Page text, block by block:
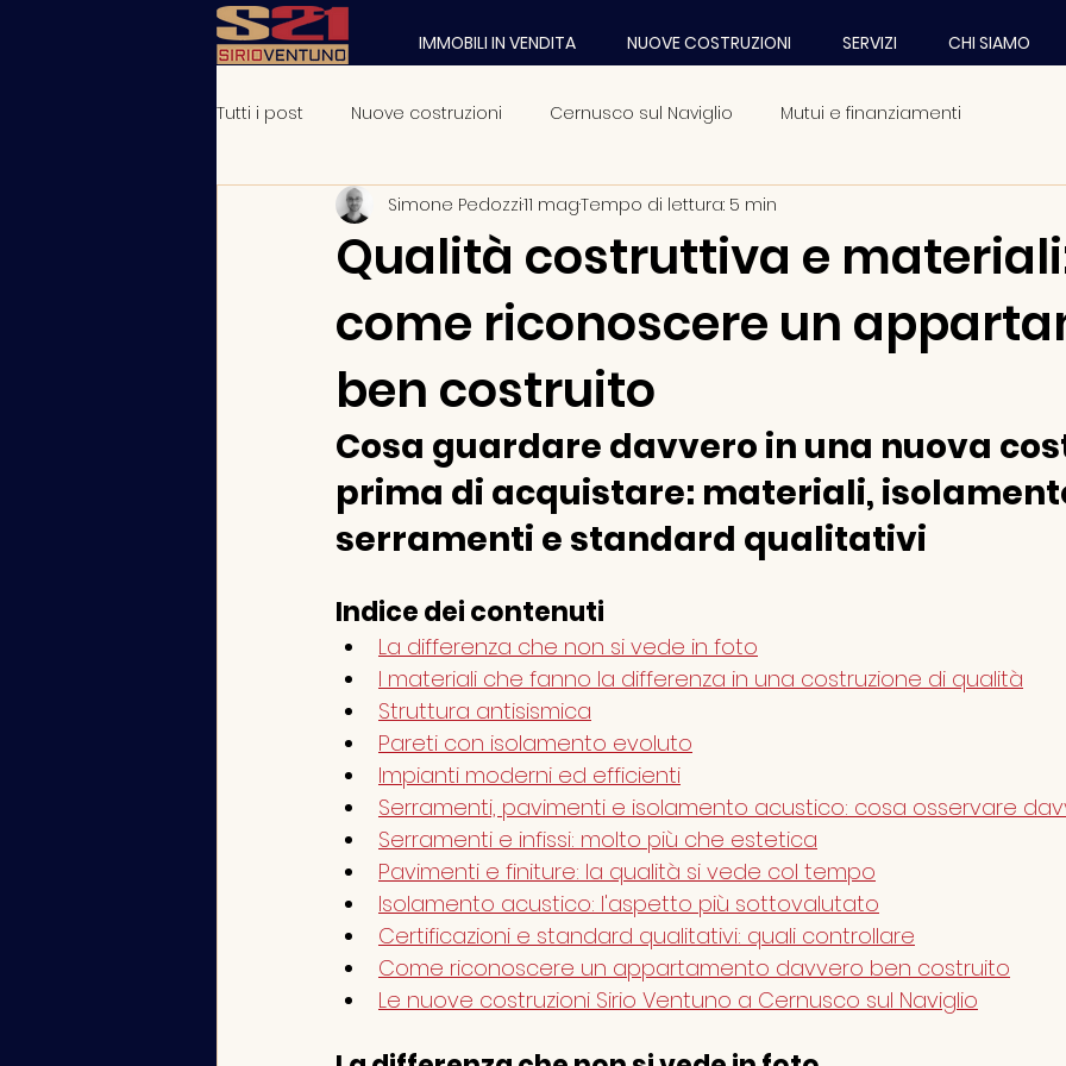
IMMOBILI IN VENDITA NUOVE COSTRUZIONI SERVIZI CHI SIAMO
Tutti i post Nuove costruzioni Cernusco sul Naviglio Mutui e finanziamenti
Appartamenti nuovi come scegliere
Qualità costruttiva e
come riconoscere un
ben costruito
Simone Pedozzi11 magTempo di lettura: 5 min
Cosa guardare davvero in una nuova
prima di acquistare: materiali,
serramenti e standard qualitativi
Indice dei contenuti
La differenza che non si vede in foto
I materiali che fanno la differenza in una costruzione di qualità
Struttura antisismica
Pareti con isolamento evoluto
Impianti moderni ed efficienti
Serramenti, pavimenti e isolamento acustico: cosa osservare
Serramenti e infissi: molto più che estetica
Pavimenti e finiture: la qualità si vede col tempo
Isolamento acustico: l'aspetto più sottovalutato
Certificazioni e standard qualitativi: quali controllare
Come riconoscere un appartamento davvero ben costruito
Le nuove costruzioni Sirio Ventuno a Cernusco sul Naviglio